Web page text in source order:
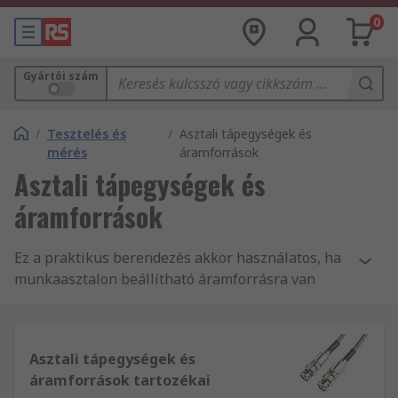
0
Gyártói szám
/ Tesztelés és
mérés
/ Asztali tápegységek és
áramforrások
Asztali tápegységek és
áramforrások
Ez a praktikus berendezés akkor használatos, ha
munkaasztalon beállítható áramforrásra van
olyan áramkörök tesztelésére, amelyek
különböző feszültségen igényelnek áramforrást.
Asztali tápegységek és
áramforrások tartozékai